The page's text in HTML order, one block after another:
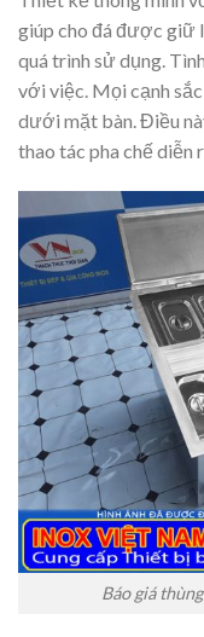
giúp cho đá được giữ
quá trình sử dụng.
với việc. Mọi cạnh
dưới mặt bàn. Điều
thao tác pha chế diễn
Báo giá